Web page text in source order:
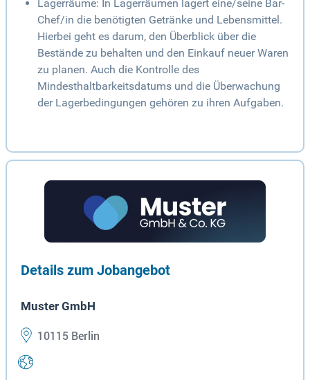
Lagerräume: In Lagerräumen lagert eine/seine Bar-
Chef/in die benötigten Getränke und Lebensmittel.
Hierbei geht es darum, den Überblick über die
Bestände zu behalten und den Einkauf neuer Waren
zu planen. Auch die Kontrolle des
Mindesthaltbarkeitsdatums und die Überwachung
der Lagerbedingungen gehören zu ihren Aufgaben.
Details zum Jobangebot
Muster GmbH
10115 Berlin